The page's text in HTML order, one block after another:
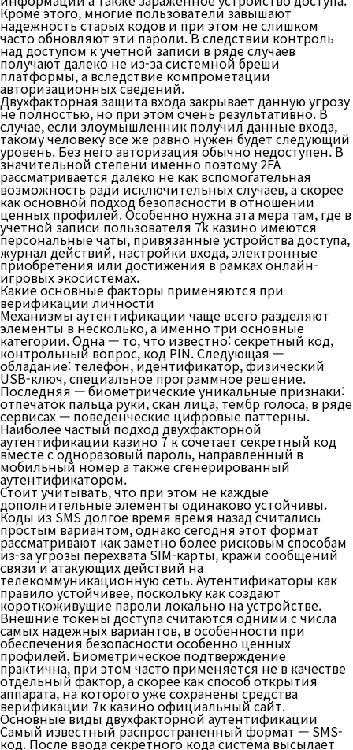
Кроме этого, многие пользователи завышают
надежность старых кодов и при этом не слишком
часто обновляют эти пароли. В следствии контроль
над доступом к учетной записи в ряде случаев
получают далеко не из-за системной бреши
платформы, а вследствие компрометации
авторизационных сведений.
Двухфакторная защита входа закрывает данную угрозу
не полностью, но при этом очень результативно. В
случае, если злоумышленник получил данные входа,
такому человеку все же равно нужен будет следующий
уровень. Без него авторизация обычно недоступен. В
значительной степени именно поэтому 2FA
рассматривается далеко не как вспомогательная
возможность ради исключительных случаев, а скорее
как основной подход безопасности в отношении
ценных профилей. Особенно нужна эта мера там, где в
учетной записи пользователя 7k казино имеются
персональные чаты, привязанные устройства доступа,
журнал действий, настройки входа, электронные
приобретения или достижения в рамках онлайн-
игровых экосистемах.
Какие основные факторы применяются при
верификации личности
Механизмы аутентификации чаще всего разделяют
элементы в несколько, а именно три основные
категории. Одна — то, что известно: секретный код,
контрольный вопрос, код PIN. Следующая —
обладание: телефон, идентификатор, физический
USB-ключ, специальное программное решение.
Последняя — биометрические уникальные признаки:
отпечаток пальца руки, скан лица, тембр голоса, в ряде
сервисах — поведенческие цифровые паттерны.
Наиболее частый подход двухфакторной
аутентификации казино 7 к сочетает секретный код
вместе с одноразовый пароль, направленный в
мобильный номер а также сгенерированный
аутентификатором.
Стоит учитывать, что при этом не каждые
дополнительные элементы одинаково устойчивы.
Коды из SMS долгое время время назад считались
простым вариантом, однако сегодня этот формат
рассматривают как заметно более рисковым способам
из-за угрозы перехвата SIM-карты, кражи сообщений
связи и атакующих действий на
телекоммуникационную сеть. Аутентификаторы как
правило устойчивее, поскольку как создают
короткоживущие пароли локально на устройстве.
Внешние токены доступа считаются одними с числа
самых надежных вариантов, в особенности при
обеспечения безопасности особенно ценных
профилей. Биометрическое подтверждение
практична, при этом часто применяется не в качестве
отдельный фактор, а скорее как способ открытия
аппарата, на которого уже сохранены средства
верификации 7к казино официальный сайт.
Основные виды двухфакторной аутентификации
Самый известный распространенный формат — SMS-
код. После ввода секретного кода система высылает